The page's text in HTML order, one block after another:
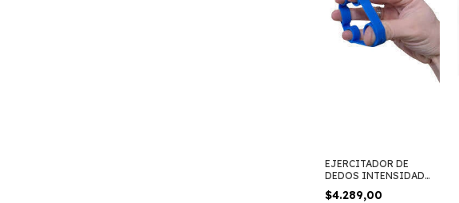
EJERCITADOR DE
DEDOS INTENSIDAD
BAJA
$4.289,00